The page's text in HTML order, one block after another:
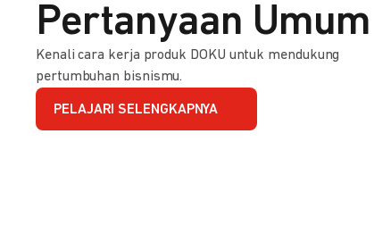
Pertanyaan Umum
Kenali cara kerja produk DOKU untuk mendukung
pertumbuhan bisnismu.
PELAJARI SELENGKAPNYA